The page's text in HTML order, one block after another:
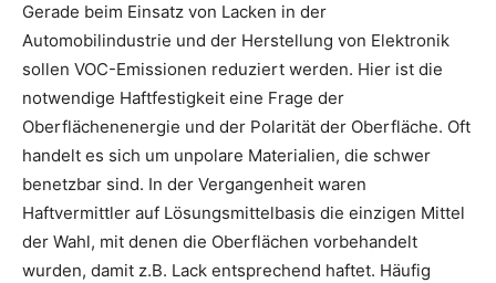
Gerade beim Einsatz von Lacken in der
Automobilindustrie und der Herstellung von Elektronik
sollen VOC-Emissionen reduziert werden. Hier ist die
notwendige Haftfestigkeit eine Frage der
Oberflächenenergie und der Polarität der Oberfläche. Oft
handelt es sich um unpolare Materialien, die schwer
benetzbar sind. In der Vergangenheit waren
Haftvermittler auf Lösungsmittelbasis die einzigen Mittel
der Wahl, mit denen die Oberflächen vorbehandelt
wurden, damit z.B. Lack entsprechend haftet. Häufig